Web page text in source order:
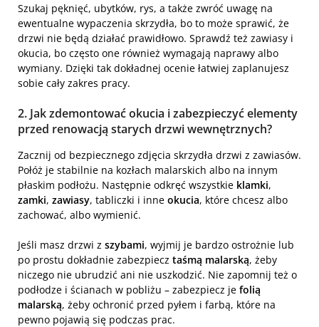
Szukaj pęknięć, ubytków, rys, a także zwróć uwagę na
ewentualne wypaczenia skrzydła, bo to może sprawić, że
drzwi nie będą działać prawidłowo. Sprawdź też zawiasy i
okucia, bo często one również wymagają naprawy albo
wymiany. Dzięki tak dokładnej ocenie łatwiej zaplanujesz
sobie cały zakres pracy.
2. Jak zdemontować okucia i zabezpieczyć elementy
przed renowacją starych drzwi wewnętrznych?
Zacznij od bezpiecznego zdjęcia skrzydła drzwi z zawiasów.
Połóż je stabilnie na kozłach malarskich albo na innym
płaskim podłożu. Następnie odkręć wszystkie klamki,
zamki, zawiasy, tabliczki i inne okucia, które chcesz albo
zachować, albo wymienić.
Jeśli masz drzwi z szybami, wyjmij je bardzo ostrożnie lub
po prostu dokładnie zabezpiecz taśmą malarską, żeby
niczego nie ubrudzić ani nie uszkodzić. Nie zapomnij też o
podłodze i ścianach w pobliżu – zabezpiecz je folią
malarską, żeby ochronić przed pyłem i farbą, które na
pewno pojawią się podczas prac.